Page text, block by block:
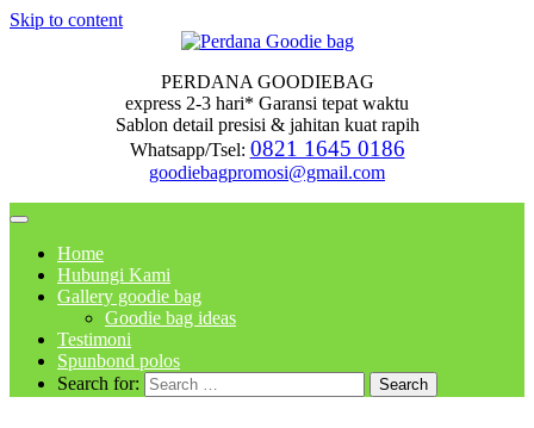
Skip to content
PERDANA GOODIEBAG
express 2-3 hari* Garansi tepat waktu
Sablon detail presisi & jahitan kuat rapih
Whatsapp/Tsel: 0821 1645 0186
goodiebagpromosi@gmail.com
Home
Hubungi Kami
Gallery goodie bag
Goodie bag ideas
Testimoni
Spunbond polos
Search for: